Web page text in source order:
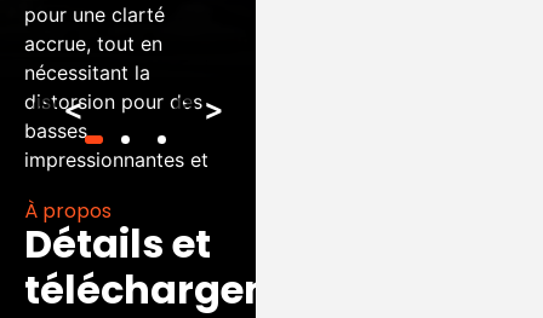
<
pour une clarté
accrue, tout en
nécessitant la
distorsion pour des
basses
impressionnantes et
riche, et ce, quelle que
soit l’intensité du
volume.
>
À propos
Détails et
téléchargements